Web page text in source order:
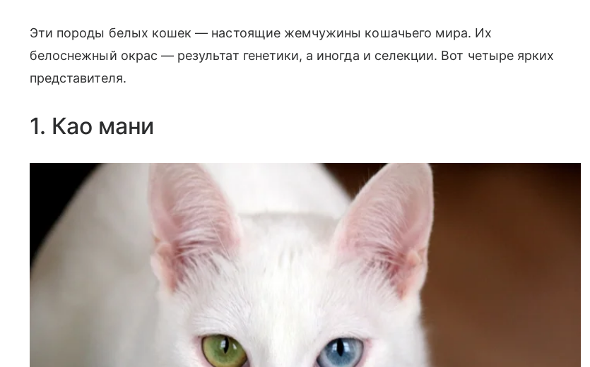
Эти породы белых кошек — настоящие жемчужины кошачьего мира. Их
белоснежный окрас — результат генетики, а иногда и селекции. Вот четыре ярких
представителя.
1. Као мани